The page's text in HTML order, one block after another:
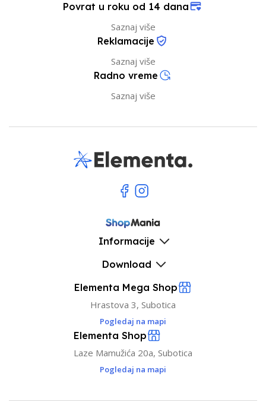
Povrat u roku od 14 dana
Saznaj više
Reklamacije
Saznaj više
Radno vreme
Saznaj više
Informacije
Download
Elementa Mega Shop
Hrastova 3, Subotica
Pogledaj na mapi
Elementa Shop
Laze Mamužića 20a, Subotica
Pogledaj na mapi